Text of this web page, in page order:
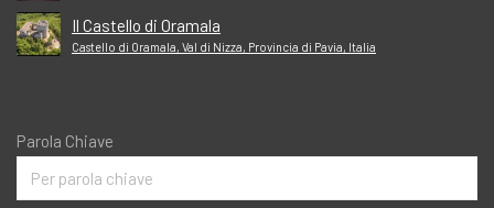
Il Castello di Oramala
Castello di Oramala, Val di Nizza, Provincia di Pavia, Italia
Parola Chiave